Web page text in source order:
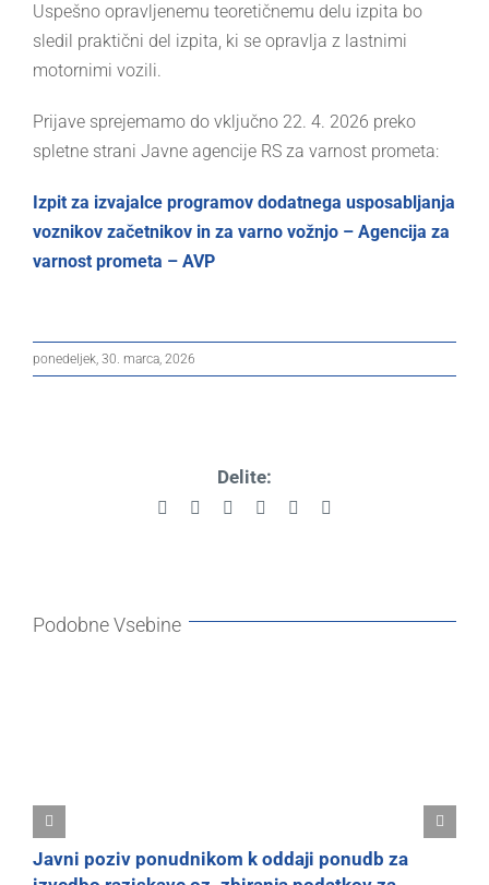
Uspešno opravljenemu teoretičnemu delu izpita bo
sledil praktični del izpita, ki se opravlja z lastnimi
motornimi vozili.
Prijave sprejemamo do vključno 22. 4. 2026 preko
spletne strani Javne agencije RS za varnost prometa:
Izpit za izvajalce programov dodatnega usposabljanja
voznikov začetnikov in za varno vožnjo – Agencija za
varnost prometa – AVP
ponedeljek, 30. marca, 2026
Delite:
Facebook Reddit LinkedInPinterest
Podobne Vsebine
Javni poziv ponudnikom k oddaji ponudb za